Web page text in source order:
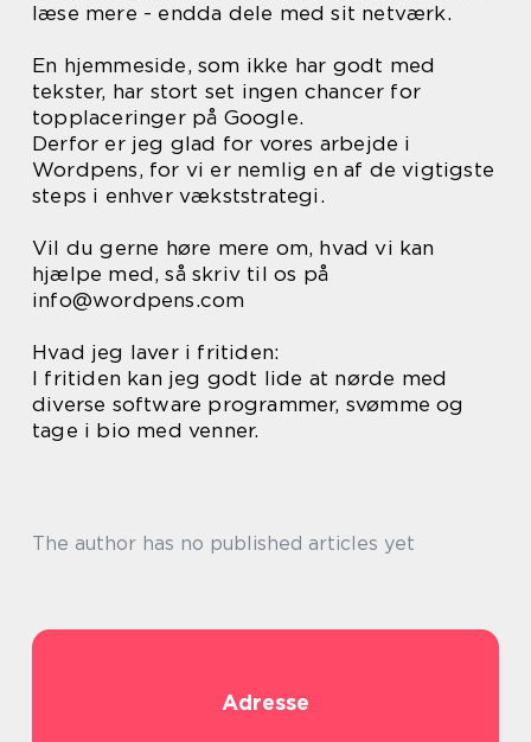
læse mere - endda dele med sit netværk.
En hjemmeside, som ikke har godt med
tekster, har stort set ingen chancer for
topplaceringer på Google.
Derfor er jeg glad for vores arbejde i
Wordpens, for vi er nemlig en af de vigtigste
steps i enhver vækststrategi.
Vil du gerne høre mere om, hvad vi kan
hjælpe med, så skriv til os på
info@wordpens.com
Hvad jeg laver i fritiden:
I fritiden kan jeg godt lide at nørde med
diverse software programmer, svømme og
tage i bio med venner.
The author has no published articles yet
Adresse